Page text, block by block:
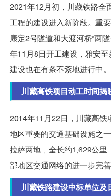
2021年12月初，川藏铁路全
工程的建设进入新阶段。重
康定2号隧道和大渡河桥“两
年11月8日开工建设，雅安
建设也在有条不紊地进行中。
川藏高铁项目动工时间揭
2014年11月22日，川藏高铁
地区重要的交通基础设施之
拉萨两地，全长约1,629公
部地区交通网络的进一步完善
川藏铁路建设中标单位及